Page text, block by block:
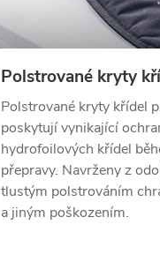
Polstrované kryty
Polstrované kryty křídel
poskytují vynikající
hydrofoilových křídel
přepravy. Navrženy z
tlustým polstrováním
a jiným poškozením.